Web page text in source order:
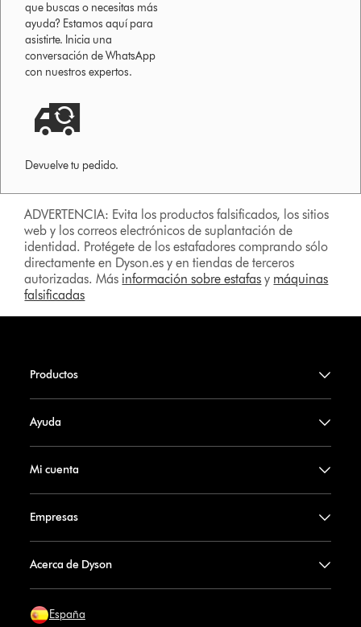
que buscas o necesitas más
ayuda? Estamos aquí para
asistirte. Inicia una
conversación de WhatsApp
con nuestros expertos.
Devuelve tu pedido.
ADVERTENCIA: Evita los productos falsificados, los sitios
web y los correos electrónicos de suplantación de
identidad. Protégete de los estafadores comprando sólo
directamente en Dyson.es y en tiendas de terceros
autorizadas. Más información sobre estafas y máquinas
falsificadas
Productos
Ayuda
Mi cuenta
Empresas
Acerca de Dyson
España